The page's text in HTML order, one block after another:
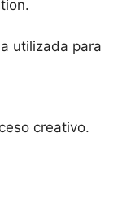
utilizada para
creativo.